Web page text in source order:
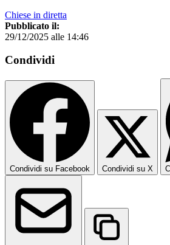
Chiese in diretta
Pubblicato il:
29/12/2025 alle 14:46
Condividi
Condividi su Facebook Condividi su X